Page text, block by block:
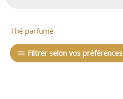
Thé parfumé
Filtrer selon vos préférences